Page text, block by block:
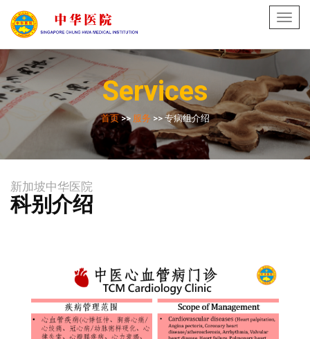
Services
首页>> 服务 >> 专病组介绍
新加坡中华医院
科别介绍